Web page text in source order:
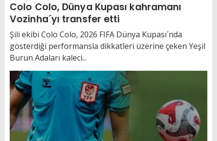
Colo Colo, Dünya Kupası kahramanı
Vozinha´yı transfer etti
Şili ekibi Colo Colo, 2026 FIFA Dünya Kupası´nda
gösterdiği performansla dikkatleri üzerine çeken Yeşil
Burun Adaları kaleci...